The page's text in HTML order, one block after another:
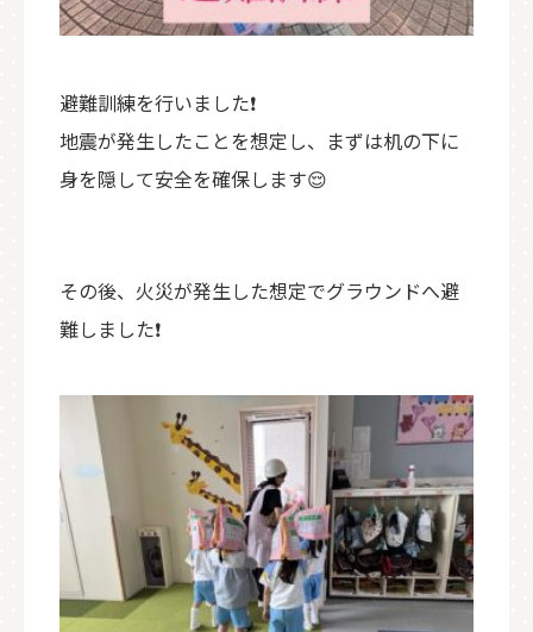
避難訓練を行いました❗
地震が発生したことを想定し、まずは机の下に
身を隠して安全を確保します😌
その後、火災が発生した想定でグラウンドへ避
難しました❗